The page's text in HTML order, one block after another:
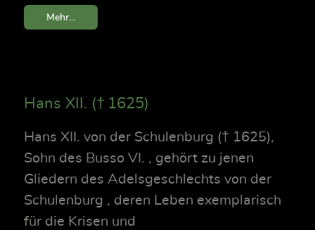
Mehr...
Hans XII. († 1625)
Hans XII. von der Schulenburg († 1625),
Sohn des Busso VI. , gehört zu jenen
Gliedern des Adelsgeschlechts von der
Schulenburg , deren Leben exemplarisch
für die Krisen und